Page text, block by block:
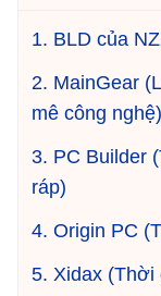
1. BLD của
2. MainGear
mê công nghệ)
3. PC Builder
ráp)
4. Origin PC
5. Xidax (Thời